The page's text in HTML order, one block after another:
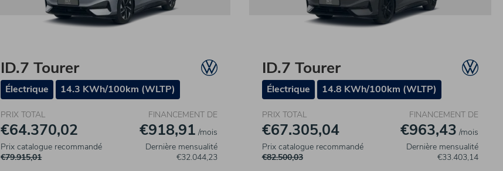
ID.7 Tourer
Électrique 14.3 KWh/100km (WLTP)
PRIX TOTAL
€64.370,02
Prix catalogue recommandé
€79.915,01
FINANCEMENT DE
€918,91 /mois
Dernière mensualité
€32.044,23
ID.7 Tourer
Électrique 14.8 KWh/100km (WLTP)
PRIX TOTAL
€67.305,04
Prix catalogue recommandé
€82.500,03
FINANCEMENT DE
€963,43 /mois
Dernière mensualité
€33.403,14